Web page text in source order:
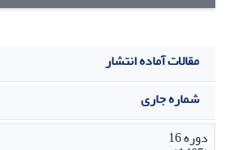
مقالات آماده انتشار
شماره جاری
دوره 16